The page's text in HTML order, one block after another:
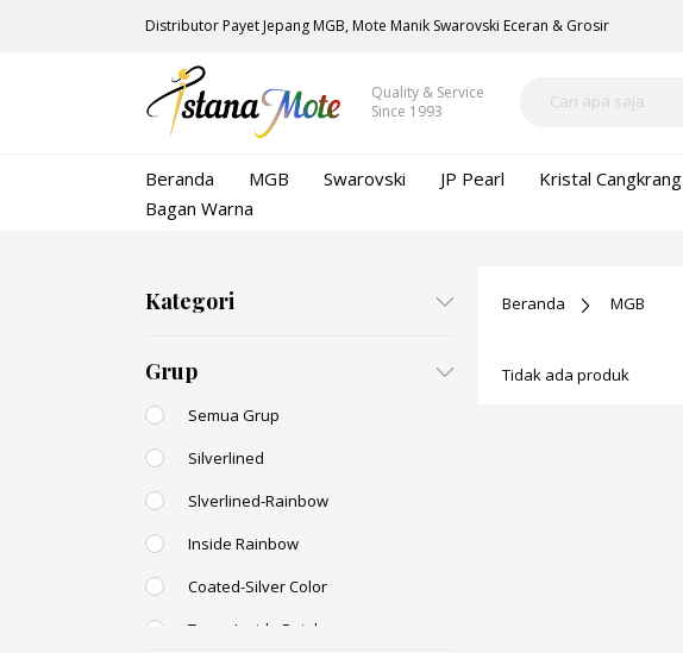
Distributor Payet Jepang MGB, Mote Manik Swarovski Eceran & Grosir
Quality & Service
Since 1993
Beranda MGB Swarovski JP Pearl Kristal Cangkrang
Bagan Warna
Kategori
Grup
Semua Grup
Silverlined
Slverlined-Rainbow
Inside Rainbow
Coated-Silver Color
Trans-Inside Rainbow
Beranda MGB
Tidak ada produk